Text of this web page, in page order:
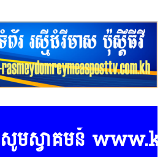
សូមស្វាគមន៍